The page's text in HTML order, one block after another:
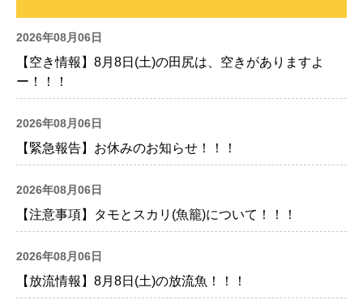
2026年08月06日
【空き情報】8月8日(土)の田尻は、空きがありますよ
ー！！！
2026年08月06日
【緊急報告】お休みのお知らせ！！！
2026年08月06日
【注意事項】タモとスカリ(魚籠)について！！！
2026年08月06日
【放流情報】8月8日(土)の放流魚！！！